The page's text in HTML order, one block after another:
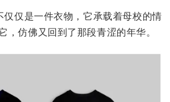
仅仅是一件衣物，它承载着母校的情
，仿佛又回到了那段青涩的年华。